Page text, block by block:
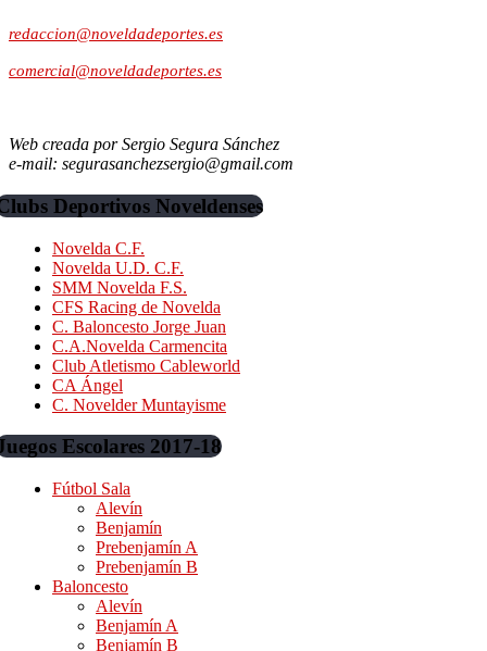
redaccion@noveldadeportes.es
comercial@noveldadeportes.es
Web creada por Sergio Segura Sánchez
e-mail: segurasanchezsergio@gmail.com
Deportivos Noveldenses
Novelda C.F.
Novelda U.D. C.F.
SMM Novelda F.S.
CFS Racing de Novelda
C. Baloncesto Jorge Juan
C.A.Novelda Carmencita
Club Atletismo Cableworld
CA Ángel
C. Novelder Muntayisme
Escolares 2017-18
Fútbol Sala
Alevín
Benjamín
Prebenjamín A
Prebenjamín B
Baloncesto
Alevín
Benjamín A
Benjamín B